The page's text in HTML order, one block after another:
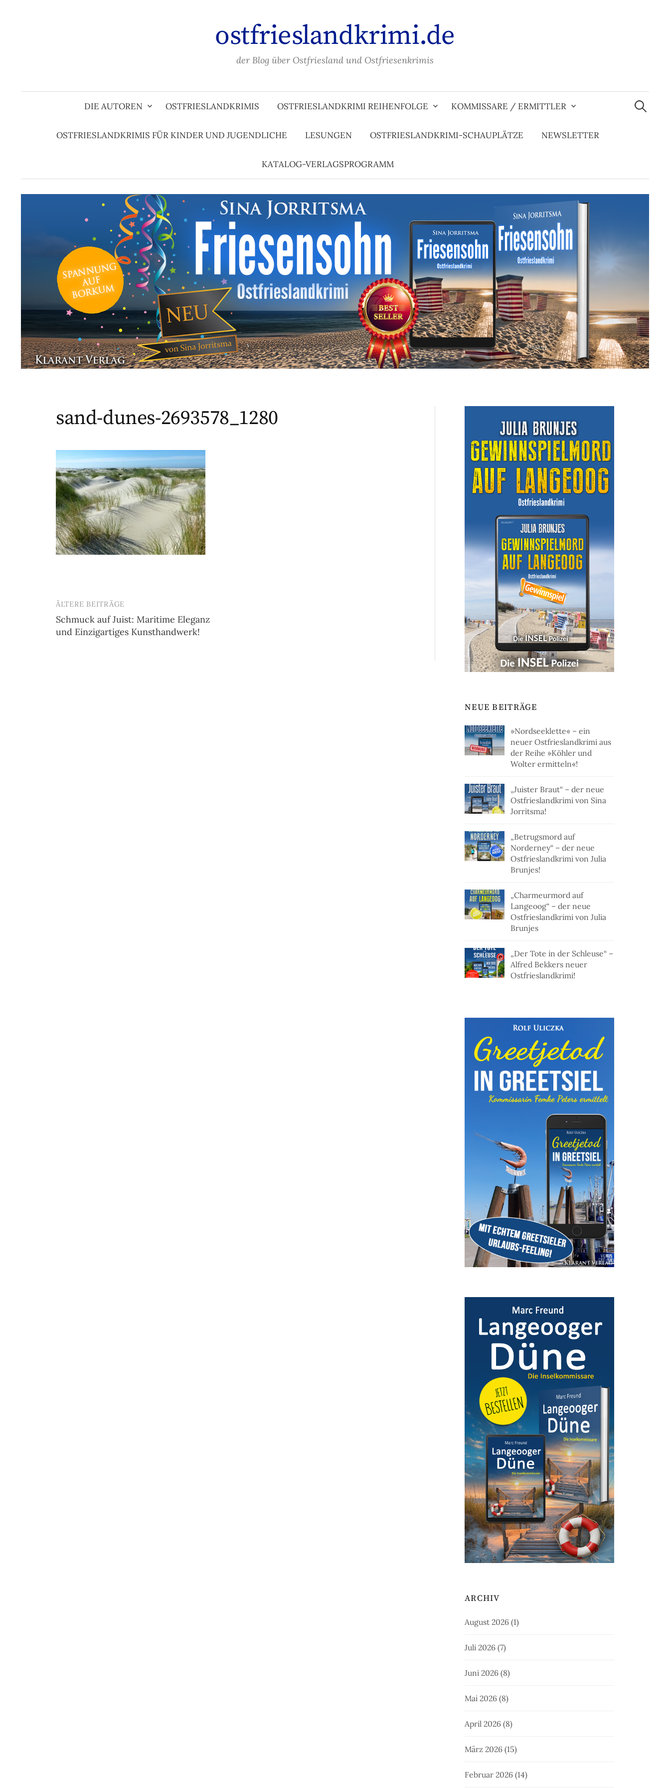
ostfrieslandkrimi.de
der Blog über Ostfriesland und Ostfriesenkrimis
DIE AUTOREN OSTFRIESLANDKRIMIS OSTFRIESLANDKRIMI REIHENFOLGE KOMMISSARE / ERMITTLER
OSTFRIESLANDKRIMIS FÜR KINDER UND JUGENDLICHE LESUNGEN OSTFRIESLANDKRIMI-SCHAUPLÄTZE NEWSLETTER
KATALOG-VERLAGSPROGRAMM
Suchen
nach:
sand-dunes-2693578_1280
Beitragsnavigation
ÄLTERE BEITRÄGE
Schmuck auf Juist: Maritime Eleganz
und Einzigartiges Kunsthandwerk!
NEUE BEITRÄGE
»Nordseeklette« – ein
neuer Ostfrieslandkrimi aus
der Reihe »Köhler und
Wolter ermitteln«!
„Juister Braut“ – der neue
Ostfrieslandkrimi von Sina
Jorritsma!
„Betrugsmord auf
Norderney“ – der neue
Ostfrieslandkrimi von Julia
Brunjes!
„Charmeurmord auf
Langeoog“ – der neue
Ostfrieslandkrimi von Julia
Brunjes
„Der Tote in der Schleuse“ –
Alfred Bekkers neuer
Ostfrieslandkrimi!
ARCHIV
August 2026 (1)
Juli 2026 (7)
Juni 2026 (8)
Mai 2026 (8)
April 2026 (8)
März 2026 (15)
Februar 2026 (14)